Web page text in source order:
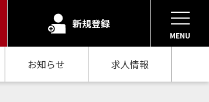
新規登録
MENU
お知らせ 求人情報